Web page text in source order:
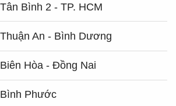
Bình 2 - TP. HCM
An - Bình Dương
Hòa - Đồng Nai
Phước